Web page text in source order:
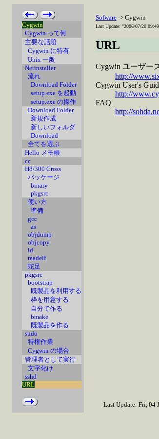
Cygwin
Cygwin って何
主要な話題
Cygwin に特有
Unix 一般
Netinstaller
流れ
Download Folder
setup.exe を起動
setup.exe の操作
Download Folder
新規作成
新しいフォルダ
Download
全てを選ぶ
Hello メモ帳
cc
H8/300 Cross
パッケージ
binary
pkgsrc
使い方
準備
gcc
as
objdump
objcopy
ld
readelf
蛇足
pkgsrc
bootstrap
既製品を利用する
枠を用意する
自分で作る
bmake
既製品を作る
sudo
特権作業
Cygwin の場合
管理者として実行
文字化け
sshd
URL
Sofware -> Cygwin
Last Update: "2006/07/20
URL
Cygwin ユーザー
http://
Cygwin User's
http://
FAQ
http://
Last Update: Fri, 04